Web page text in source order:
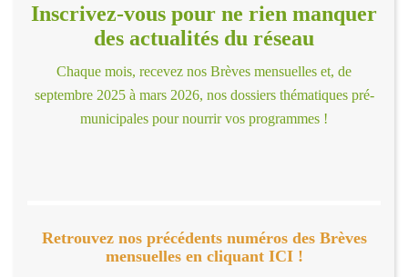
Inscrivez-vous pour ne rien manquer
des actualités du réseau
Chaque mois, recevez nos Brèves mensuelles et, de
septembre 2025 à mars 2026, nos dossiers thématiques pré-
municipales pour nourrir vos programmes !
Retrouvez nos précédents numéros des Brèves
mensuelles en cliquant ICI !